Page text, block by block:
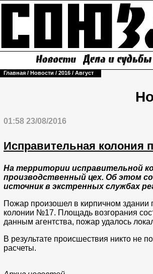
Главная / Новости / 2016 / Август
01:58 23/08/2016
Исправительная колония
На территории исправительной
производственный цех. Об этом
источник в экстренных службах
Пожар произошел в кирпичном здании
колонии №17. Площадь возгорания
данным агентства, пожар удалось
В результате происшествия никто не
расчеты.